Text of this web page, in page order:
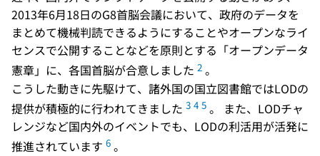
2013年6月18日のG8首脳会議において、政府のデータを
まとめて機械判読できるようにすることやオープンなライ
センスで公開することなどを原則とする「オープンデータ
憲章」に、各国首脳が合意しました 2 。
こうした動きに先駆けて、諸外国の国立図書館ではLODの
提供が積極的に行われてきました 3 4 5 。 また、LODチャ
レンジなど国内外のイベントでも、LODの利活用が活発に
推進されています 6 。